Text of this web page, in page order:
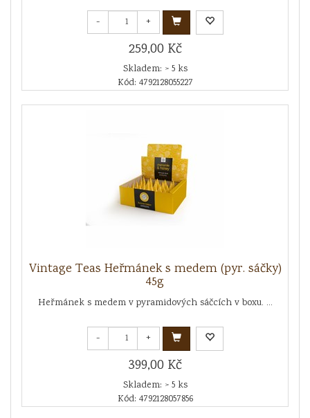
- +
259,00 Kč
Skladem: > 5 ks
Kód: 4792128055227
Vintage Teas Heřmánek s medem (pyr. sáčky)
45g
Heřmánek s medem v pyramidových sáčcích v boxu. ...
- +
399,00 Kč
Skladem: > 5 ks
Kód: 4792128057856